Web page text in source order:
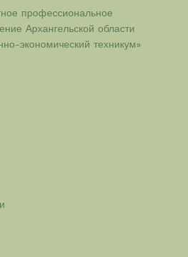
профессиональное
Архангельской области
экономический техникум»